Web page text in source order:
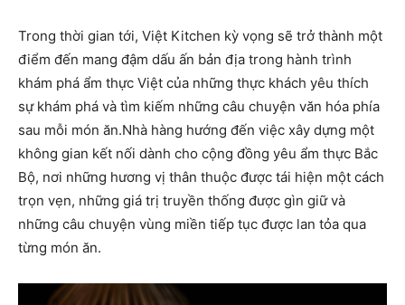
Trong thời gian tới, Việt Kitchen kỳ vọng sẽ trở thành một
điểm đến mang đậm dấu ấn bản địa trong hành trình
khám phá ẩm thực Việt của những thực khách yêu thích
sự khám phá và tìm kiếm những câu chuyện văn hóa phía
sau mỗi món ăn.Nhà hàng hướng đến việc xây dựng một
không gian kết nối dành cho cộng đồng yêu ẩm thực Bắc
Bộ, nơi những hương vị thân thuộc được tái hiện một cách
trọn vẹn, những giá trị truyền thống được gìn giữ và
những câu chuyện vùng miền tiếp tục được lan tỏa qua
từng món ăn.